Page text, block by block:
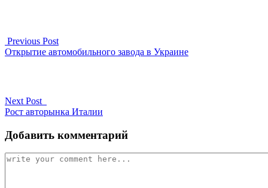
Previous Post
Открытие автомобильного завода в Украине
Next Post
Рост авторынка Италии
Добавить комментарий